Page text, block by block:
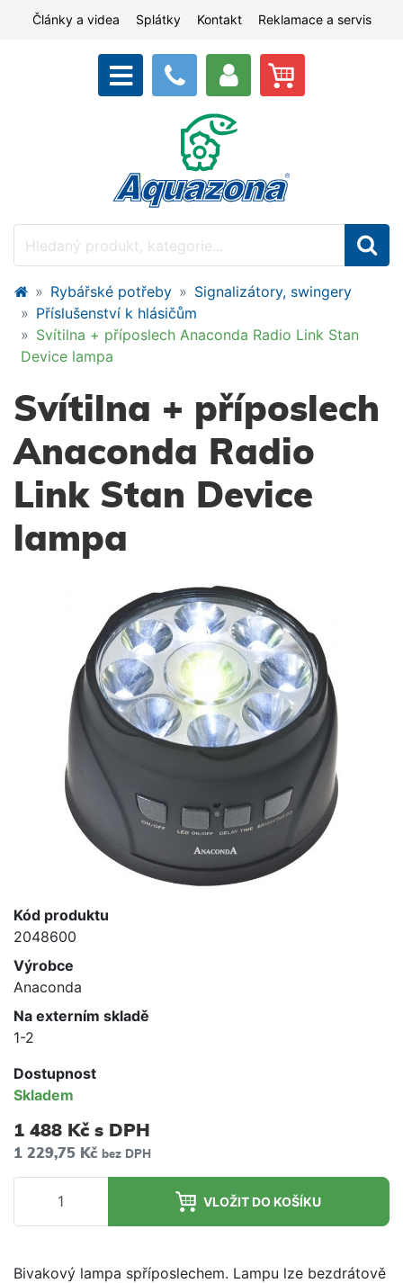
Články a videa Splátky Kontakt Reklamace a servis
Rybářské potřeby
Signalizátory, swingery
Příslušenství k hlásičům
Svítilna + příposlech Anaconda Radio Link Stan
Device lampa
Svítilna + příposlech
Anaconda Radio
Link Stan Device
lampa
Kód produktu
2048600
Výrobce
Anaconda
Na externím skladě
1-2
Dostupnost
Skladem
1 488 Kč s DPH
1 229,75 Kč bez DPH
VLOŽIT DO KOŠÍKU
Bivakový lampa spříposlechem. Lampu lze bezdrátově